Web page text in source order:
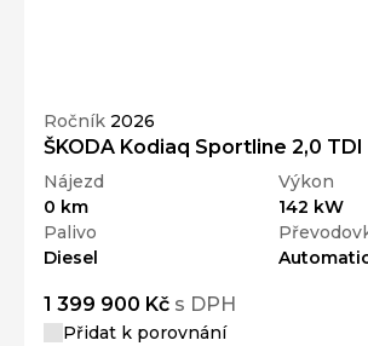
Ročník 2026
ŠKODA Kodiaq Sportline 2,0
Nájezd
0 km
Výkon
142 kW
Palivo
Diesel
1 399 900 Kč s DPH
Přidat k porovnání